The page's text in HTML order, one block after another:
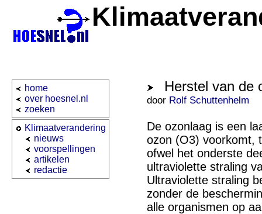
home
over hoesnel.nl
zoeken
Klimaatverandering
nieuws
voorspellingen
artikelen
redactie
Herstel van de
door Rolf Schuttenhelm
De ozonlaag is een
ozon (O3) voorkomt,
ofwel het onderste
ultraviolette straling
Ultraviolette straling
zonder de
alle organismen op